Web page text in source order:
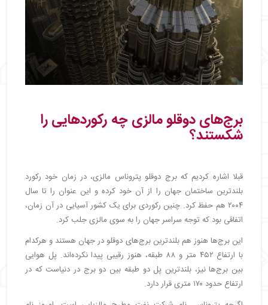
برج‌های دوقلو مالزی چه رکوردهایی را
شکستند؟
قبلا اشاره کردیم که برج دوقلو پتروناس مالزی، در زمان خود رکورد
بلندترین ساختمان جهان را از آن خود کرده و این عنوان را تا سال
۲۰۰۴ هم حفظ کرد. چنین رکوردی برای یک کشور آسیایی در آن زمان،
اتفاقی بود که توجه سراسر جهان را به سوی مالزی جلب کرد.
این برج‌ها هنوز هم بلندترین برج‌های دوقلو در جهان هستند و هرکدام
با ارتفاع ۴۵۲ متر و ۸۸ طبقه، هنوز رقیبی پیدا نکرده‌اند. پل هوایی
بین برج‌ها نیز، بلندترین پل دو طبقه بین دو برج در دنیاست که در
ارتفاع حدود ۱۷۰ متری قرار دارد.